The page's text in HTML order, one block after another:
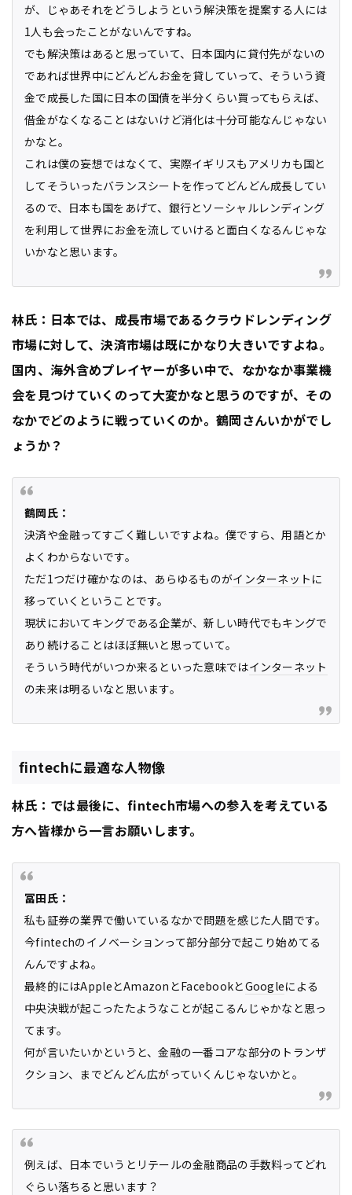
が、じゃあそれをどうしようという解決策を提案する人には
1人も会ったことがないんですね。
でも解決策はあると思っていて、日本国内に貸付先がないの
であれば世界中にどんどんお金を貸していって、そういう資
金で成長した国に日本の国債を半分くらい買ってもらえば、
借金がなくなることはないけど消化は十分可能なんじゃない
かなと。
これは僕の妄想ではなくて、実際イギリスもアメリカも国と
してそういったバランスシートを作ってどんどん成長してい
るので、日本も国をあげて、銀行とソーシャルレンディング
を利用して世界にお金を流していけると面白くなるんじゃな
いかなと思います。
林氏：日本では、成長市場であるクラウドレンディング
市場に対して、決済市場は既にかなり大きいですよね。
国内、海外含めプレイヤーが多い中で、なかなか事業機
会を見つけていくのって大変かなと思うのですが、その
なかでどのように戦っていくのか。鶴岡さんいかがでし
ょうか？
鶴岡氏：
決済や金融ってすごく難しいですよね。僕ですら、用語とか
よくわからないです。
ただ1つだけ確かなのは、あらゆるものがインターネット に
移っていくということです。
現状においてキングである企業が、新しい時代でもキングで
あり続けることはほぼ無いと思っていて。
そういう時代がいつか来るといった意味ではインターネット
の未来は明るいなと思います。
fintechに最適な人物像
林氏：では最後に、fintech市場への参入を考えている
方へ皆様から一言お願いします。
冨田氏：
私も証券の業界で働いているなかで問題を感じた人間です。
今fintechのイノベーションって部分部分で起こり始めてる
んんですよね。
最終的にはAppleとAmazonとFacebookとGoogleによる
中央決戦が起こったたようなことが起こるんじゃかなと思っ
てます。
何が言いたいかというと、金融の一番コアな部分のトランザ
クション、までどんどん広がっていくんじゃないかと。
例えば、日本でいうとリテールの金融商品の手数料ってどれ
ぐらい落ちると思います？